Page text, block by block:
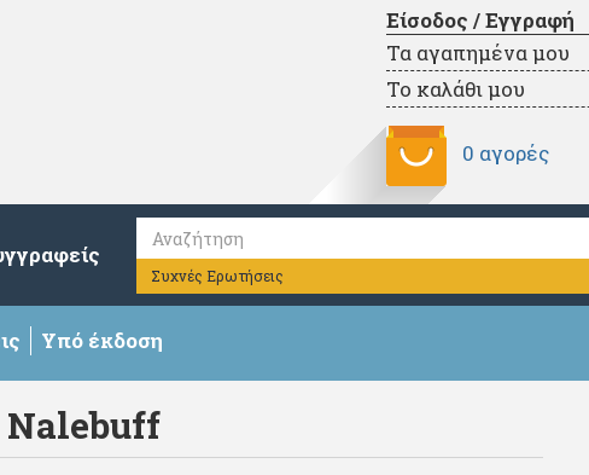
Είσοδος / Εγγραφή
Τα αγαπημένα μου
Το καλάθι μου
0 αγορές
Συχνές Ερωτήσεις
Υπό έκδοση